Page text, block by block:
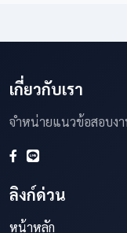
เกี่ยวกับเรา
จำหน่ายแนวข้อสอบง
ลิงก์ด่วน
หน้าหลัก